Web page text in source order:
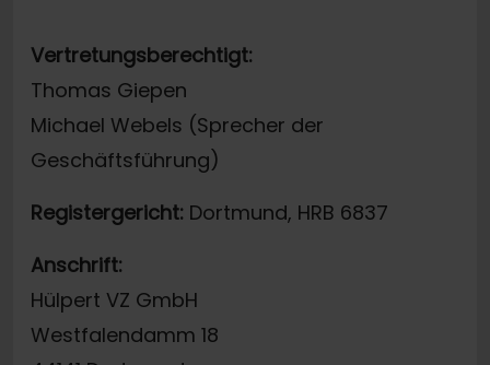
Vertretungsberechtigt:
Thomas Giepen
Michael Webels (Sprecher der
Geschäftsführung)
Registergericht: Dortmund, HRB 6837
Anschrift:
Hülpert VZ GmbH
Westfalendamm 18